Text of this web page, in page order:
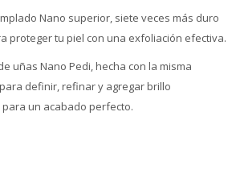
Nano superior, siete veces más duro
proteger tu piel con una exfoliación efectiva.
uñas Nano Pedi, hecha con la misma
definir, refinar y agregar brillo
un acabado perfecto.